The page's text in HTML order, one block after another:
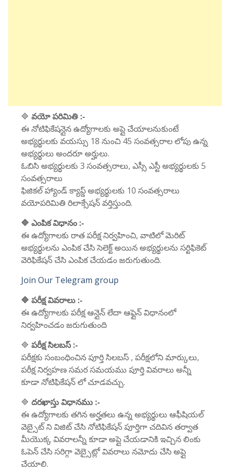
🔷 వయో పరిమితి :-
ఈ నోటిఫికేషన్లైన ఉద్యోగాలకు అప్లై చేయాలనుకుంటే
అభ్యర్థులకు వయస్సు 18 నుంచి 45 సంవత్సరాల లోపు ఉన్న
అభ్యర్థులు అందరూ అర్హులు.
ఓబిసి అభ్యర్థులకు 3 సంవత్సరాలు, ఎస్సీ ఎస్టీ అభ్యర్థులకు 5
సంవత్సరాలు
ఫిజికల్ హ్యాండ్ క్యాప్డ్ అభ్యర్థులకు 10 సంవత్సరాలు
వయోపరిమితి రిలాక్సేషన్ వర్తిస్తుంది.
🔷 ఎంపిక విధానం :-
ఈ ఉద్యోగాలకు రాత పరీక్ష నిర్వహించి, వాటిలో మెరిట్
అభ్యర్థులను ఎంపిక చేసి సెలెక్ట్ అయిన అభ్యర్థులను సర్టిఫికెట్
వెరిఫికేషన్ చేసి ఎంపిక చేయడం జరుగుతుంది.
Join Our Telegram group
🔷 పరీక్ష వివరాలు :-
ఈ ఉద్యోగాలకు పరీక్ష ఆన్లైన్ లేదా ఆఫ్లైన్ విధానంలో
నిర్వహించడం జరుగుతుంది
🔷 పరీక్ష సిలబస్ :-
పరీక్షకు సంబంధించిన పూర్తి సిలబస్ , పరీక్షలోని మార్కులు,
పరీక్ష నిర్వహణ సమర సమయము పూర్తి వివరాలు అన్నీ
కూడా నోటిఫికేషన్ లో చూడవచ్చు.
🔷 దరఖాస్తు విధానము :-
ఈ ఉద్యోగాలకు తగిన అర్హతలు ఉన్న అభ్యర్థులు ఆఫీషియల్
వెబ్సైట్ ని విజిట్ చేసి నోటిఫికేషన్ పూర్తిగా చదివిన తర్వాత
మీయొక్క వివరాలన్నీ కూడా అప్లై చేయడానికి ఇచ్చిన లింకు
ఓపెన్ చేసి సరిగ్గా వెబ్సైట్లో వివరాలు నమోదు చేసి అప్లై
చేయాలి.